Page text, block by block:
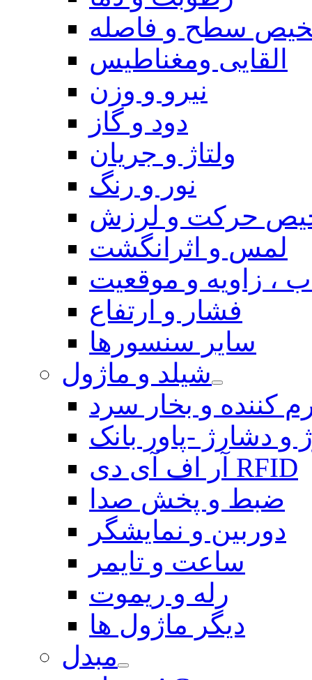
سطح و فاصله
القایی ومغناطیس
نیرو و وزن
دود و گاز
ولتاژ و جریان
نور و رنگ
حرکت و لرزش
لمس و اثرانگشت
، زاویه و موقعیت
فشار و ارتفاع
سایر سنسورها
شیلد و ماژول
کننده و بخار سرد
و دشارژ -پاور بانک
آر اف آی دی RFID
ضبط و پخش صدا
دوربین و نمایشگر
ساعت و تایمر
رله و ریموت
دیگر ماژول ها
مبدل